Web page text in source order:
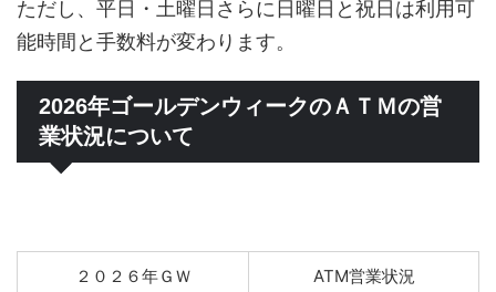
ただし、平日・土曜日さらに日曜日と祝日は利用可
能時間と手数料が変わります。
2026年ゴールデンウィークのＡＴＭの営
業状況について
２０２６年ＧＷ ATM営業状況